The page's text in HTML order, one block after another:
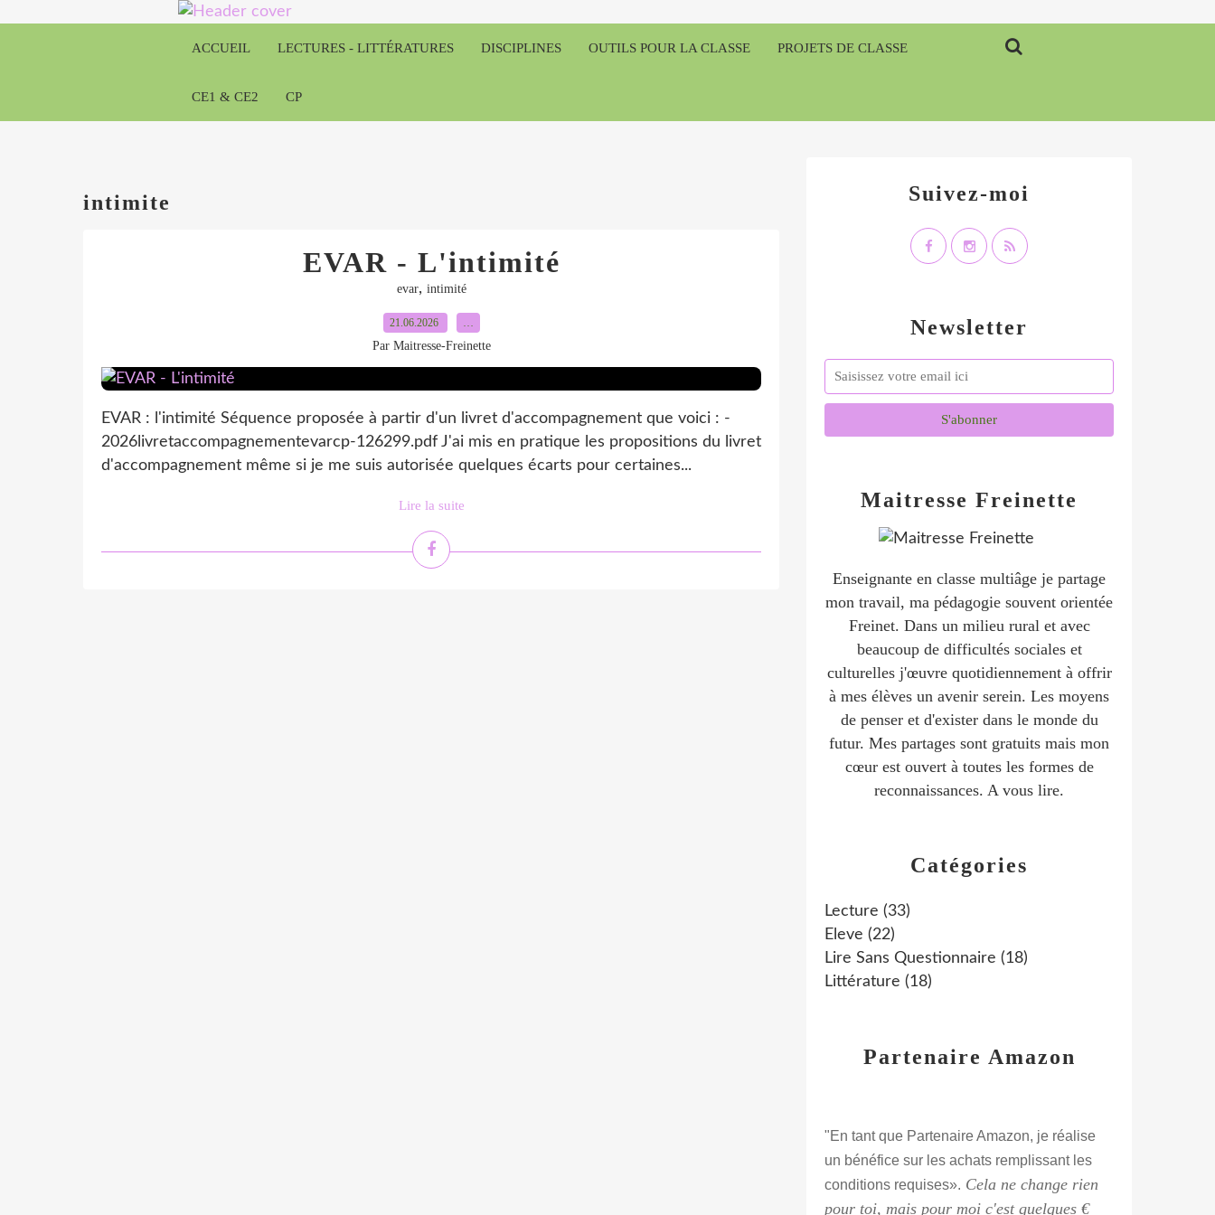
ACCUEIL LECTURES - LITTÉRATURES DISCIPLINES OUTILS POUR LA CLASSE PROJETS DE CLASSE
CE1 & CE2 CP
intimite
EVAR - L'intimité
evar, intimité
21.06.2026 …
Par Maitresse-Freinette
EVAR : l'intimité Séquence proposée à partir d'un livret d'accompagnement que voici : -
2026livretaccompagnementevarcp-126299.pdf J'ai mis en pratique les propositions du livret
d'accompagnement même si je me suis autorisée quelques écarts pour certaines...
Lire la suite
Newsletter
Catégories
Lecture (33)
Eleve (22)
Lire Sans Questionnaire (18)
Littérature (18)
Maitresse Freinette
Enseignante en classe multiâge je partage
mon travail, ma pédagogie souvent orientée
Freinet. Dans un milieu rural et avec
beaucoup de difficultés sociales et
culturelles j'œuvre quotidiennement à offrir
à mes élèves un avenir serein. Les moyens
de penser et d'exister dans le monde du
futur. Mes partages sont gratuits mais mon
cœur est ouvert à toutes les formes de
reconnaissances. A vous lire.
Suivez-moi
Partenaire Amazon
"En tant que Partenaire Amazon, je réalise
un bénéfice sur les achats remplissant les
conditions requises». Cela ne change rien
pour toi, mais pour moi c'est quelques €